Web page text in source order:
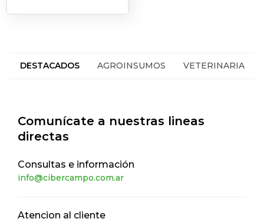
DESTACADOS AGROINSUMOS VETERINARIA
Comunícate a nuestras lineas
directas
Consultas e información
info@cibercampo.com.ar
Atencion al cliente